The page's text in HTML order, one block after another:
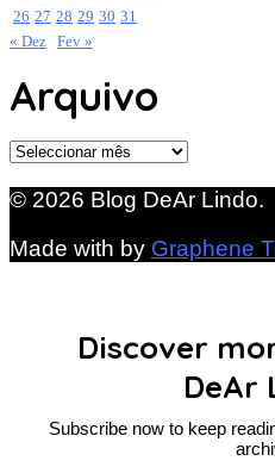
26 27 28 29 30 31
« Dez Fev »
Arquivo
Arquivo
© 2026 Blog DeAr Lindo.
Made with by Graphene
Discover
DeAr
Subscribe now to keep